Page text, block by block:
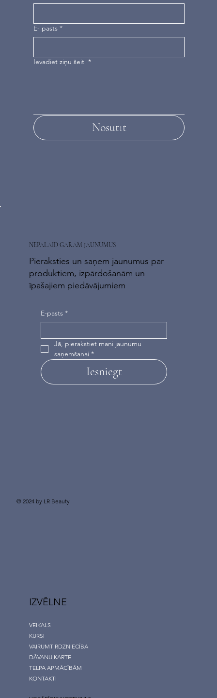
IZVĒLNE
VEIKALS
KURSI
VAIRUMTIRDZNIECĪBA
DĀVANU KARTE
TELPA APMĀCĪBĀM
KONTAKTI
E- pasts *
Ievadiet ziņu šeit *
Nosūtīt
NEPALAID GARĀM JAUNUMUS
Pieraksties un saņem jaunumus par
produktiem, izpārdošanām un
īpašajiem piedāvājumiem
E-pasts *
Jā, pierakstiet mani jaunumu
saņemšanai *
Iesniegt
© 2024 by LR Beauty